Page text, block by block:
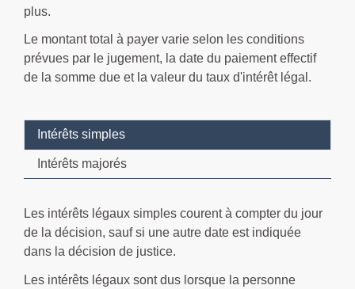
plus.
Le montant total à payer varie selon les conditions
prévues par le jugement, la date du paiement effectif
de la somme due et la valeur du taux d'intérêt légal.
Intérêts simples
Intérêts majorés
Les intérêts légaux simples courent à compter du jour
de la décision, sauf si une autre date est indiquée
dans la décision de justice.
Les intérêts légaux sont dus lorsque la personne